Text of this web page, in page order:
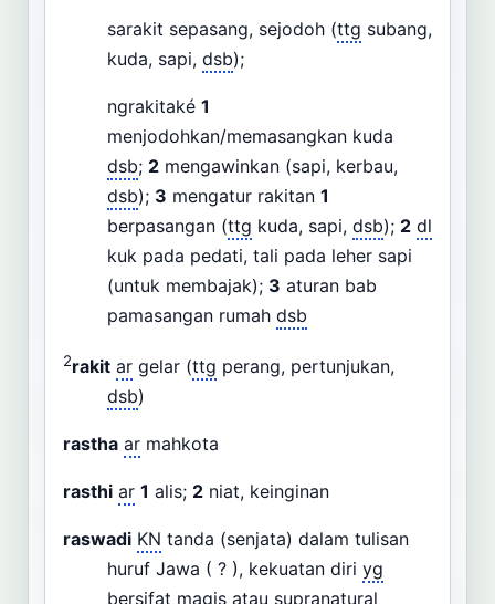
sarakit sepasang, sejodoh (ttg subang,
kuda, sapi, dsb);
ngrakitaké 1
menjodohkan/memasangkan kuda
dsb; 2 mengawinkan (sapi, kerbau,
dsb); 3 mengatur rakitan 1
berpasangan (ttg kuda, sapi, dsb); 2 dl
kuk pada pedati, tali pada leher sapi
(untuk membajak); 3 aturan bab
pamasangan rumah dsb
2rakit ar gelar (ttg perang, pertunjukan,
dsb)
rastha ar mahkota
rasthi ar 1 alis; 2 niat, keinginan
raswadi KN tanda (senjata) dalam tulisan
huruf Jawa ( ? ), kekuatan diri yg
bersifat magis atau supranatural